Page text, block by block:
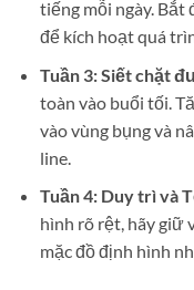
tiếng mỗi ngày. Bắt
để kích hoạt quá
Tuần 3: Siết chặt
toàn vào buổi tối.
vào vùng bụng và
line.
Tuần 4: Duy trì và
hình rõ rệt, hãy giữ
mặc đồ định hình